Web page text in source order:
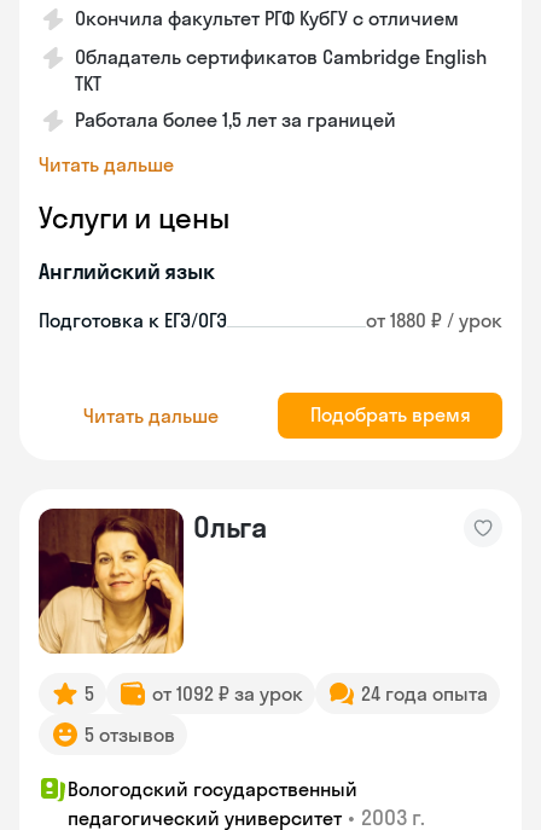
Окончила факультет РГФ КубГУ с отличием
Обладатель сертификатов Cambridge English
TKT
Работала более 1,5 лет за границей
Читать дальше
Услуги и цены
Английский язык
Подготовка к ЕГЭ/ОГЭ от 1880 ₽ / урок
Читать дальше Подобрать время
Ольга
5 от 1092 ₽ за урок
24 года опыта
5 отзывов
Вологодский государственный
педагогический университет • 2003 г.